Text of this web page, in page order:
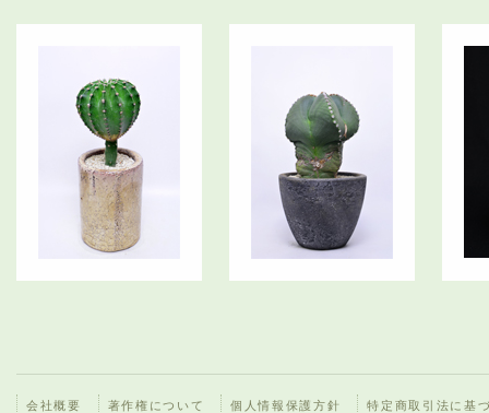
会社概要 著作権について 個人情報保護方針 特定商取引法に基